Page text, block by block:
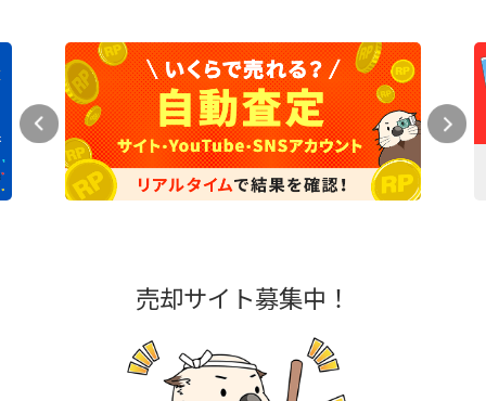
売却サイト募集中！